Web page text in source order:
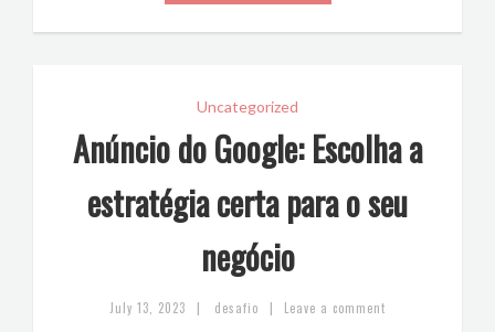
Uncategorized
Anúncio do Google: Escolha a
estratégia certa para o seu
negócio
July 13, 2023 | desafio | Leave a comment